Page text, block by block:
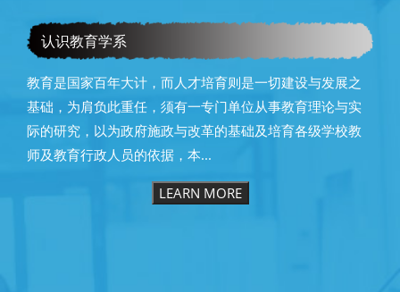
认识教育学系
教育是国家百年大计，而人才培育则是一切建设与发展之
基础，为肩负此重任，须有一专门单位从事教育理论与实
际的研究，以为政府施政与改革的基础及培育各级学校教
师及教育行政人员的依据，本...
LEARN MORE